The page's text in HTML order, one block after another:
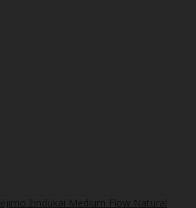
žindukai Medium Flow Natural